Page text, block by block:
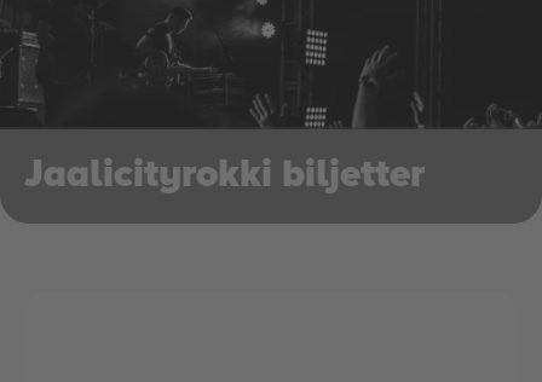
Jaalicityrokki biljetter